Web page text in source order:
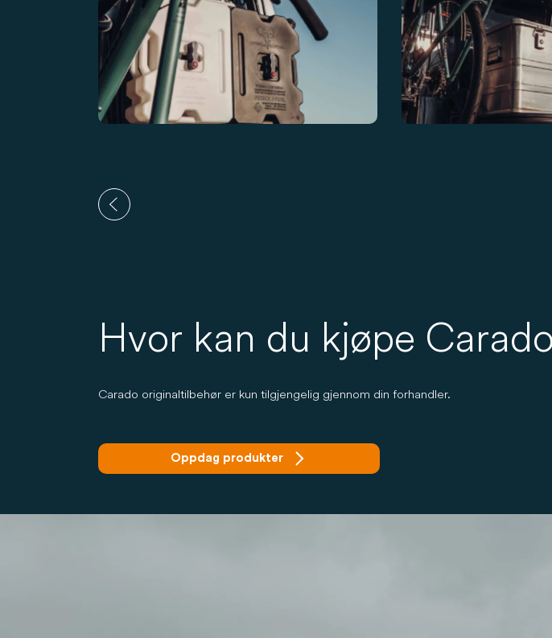
Hvor kan du kjøpe
Carado originaltilbehør er kun tilgjengelig gjennom din forhandler.
Oppdag produkter